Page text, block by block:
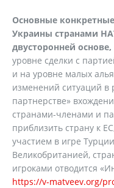
Основные
Украины странами
двусторонней основе,
уровне сделки с
и на уровне малых
изменений ситуаций в
партнерстве»
странами-членами и
приблизить страну к
участием в игре
Великобританией,
игроками отводится
https://v-matveev.org/